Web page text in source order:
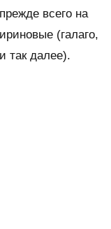
всего на
(галаго,
так далее).